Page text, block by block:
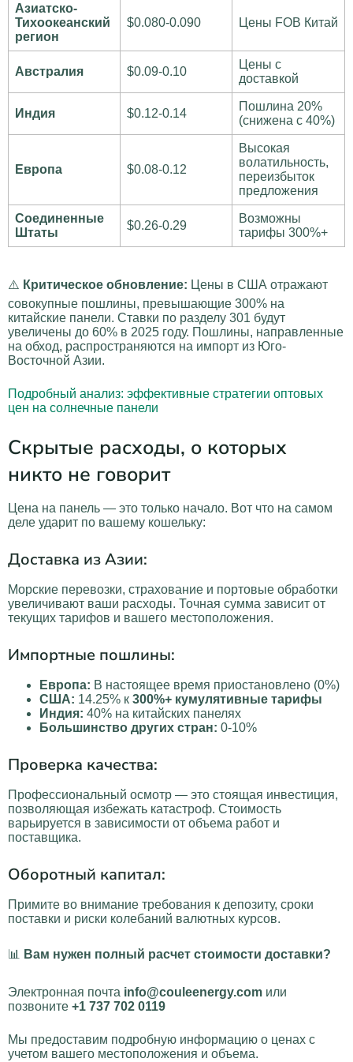
Азиатско-
Тихоокеанский
регион
$0.080-0.090 Цены FOB Китай
Австралия $0.09-0.10
Цены с
доставкой
Индия $0.12-0.14
Пошлина 20%
(снижена с 40%)
Европа $0.08-0.12
Высокая
волатильность,
переизбыток
предложения
Соединенные
Штаты
$0.26-0.29
Возможны
тарифы 300%+
⚠️ Критическое обновление: Цены в США отражают
совокупные пошлины, превышающие 300% на
китайские панели. Ставки по разделу 301 будут
увеличены до 60% в 2025 году. Пошлины, направленные
на обход, распространяются на импорт из Юго-
Восточной Азии.
Подробный анализ: эффективные стратегии оптовых
цен на солнечные панели
Скрытые расходы, о которых
никто не говорит
Цена на панель — это только начало. Вот что на самом
деле ударит по вашему кошельку:
Доставка из Азии:
Морские перевозки, страхование и портовые обработки
увеличивают ваши расходы. Точная сумма зависит от
текущих тарифов и вашего местоположения.
Импортные пошлины:
Европа: В настоящее время приостановлено (0%)
США: 14.25% к 300%+ кумулятивные тарифы
Индия: 40% на китайских панелях
Большинство других стран: 0-10%
Проверка качества:
Профессиональный осмотр — это стоящая инвестиция,
позволяющая избежать катастроф. Стоимость
варьируется в зависимости от объема работ и
поставщика.
Оборотный капитал:
Примите во внимание требования к депозиту, сроки
поставки и риски колебаний валютных курсов.
📊 Вам нужен полный расчет стоимости доставки?
Электронная почта info@couleenergy.com или
позвоните +1 737 702 0119
Мы предоставим подробную информацию о ценах с
учетом вашего местоположения и объема.